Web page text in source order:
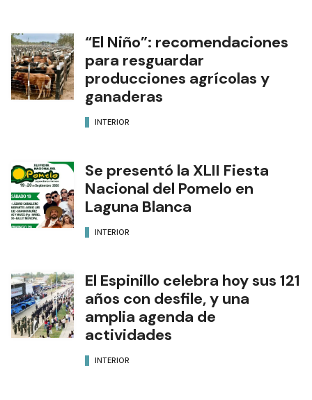
“El Niño”: recomendaciones
para resguardar
producciones agrícolas y
ganaderas
INTERIOR
Se presentó la XLII Fiesta
Nacional del Pomelo en
Laguna Blanca
INTERIOR
El Espinillo celebra hoy sus 121
años con desfile, y una
amplia agenda de
actividades
INTERIOR